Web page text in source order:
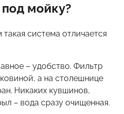
мойку?
система отличается
– удобство. Фильтр
а на столешнице
Никаких кувшинов,
– вода сразу очищенная.